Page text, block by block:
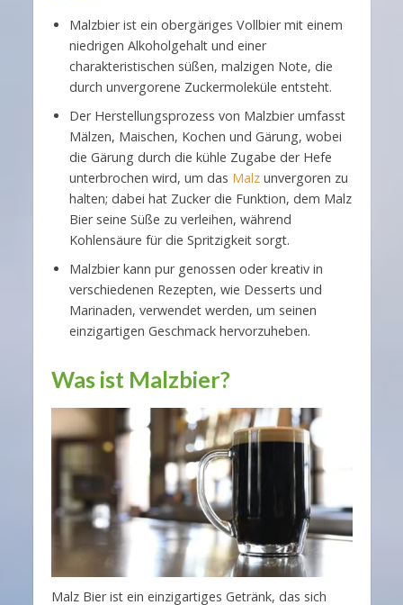
Malzbier ist ein obergäriges Vollbier mit einem
niedrigen Alkoholgehalt und einer
charakteristischen süßen, malzigen Note, die
durch unvergorene Zuckermoleküle entsteht.
Der Herstellungsprozess von Malzbier umfasst
Mälzen, Maischen, Kochen und Gärung, wobei
die Gärung durch die kühle Zugabe der Hefe
unterbrochen wird, um das Malzunvergoren zu
halten; dabei hat Zucker die Funktion, dem Malz
Bier seine Süße zu verleihen, während
Kohlensäure für die Spritzigkeit sorgt.
Malzbier kann pur genossen oder kreativ in
verschiedenen Rezepten, wie Desserts und
Marinaden, verwendet werden, um seinen
einzigartigen Geschmack hervorzuheben.
Was ist Malzbier?
Malz Bier ist ein einzigartiges Getränk, das sich